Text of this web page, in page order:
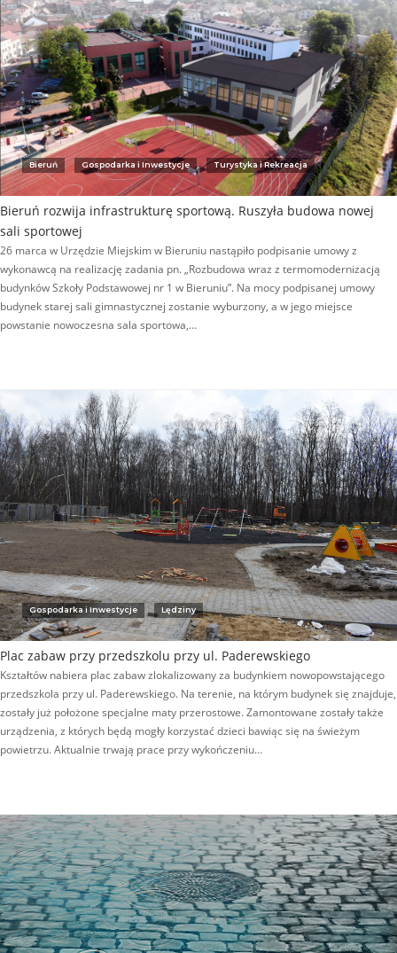
Bieruń Gospodarka i Inwestycje Turystyka i Rekreacja
Bieruń rozwija infrastrukturę sportową. Ruszyła budowa nowej
sali sportowej
26 marca w Urzędzie Miejskim w Bieruniu nastąpiło podpisanie umowy z
wykonawcą na realizację zadania pn. „Rozbudowa wraz z termomodernizacją
budynków Szkoły Podstawowej nr 1 w Bieruniu”. Na mocy podpisanej umowy
budynek starej sali gimnastycznej zostanie wyburzony, a w jego miejsce
powstanie nowoczesna sala sportowa,…
Gospodarka i Inwestycje Lędziny
Plac zabaw przy przedszkolu przy ul. Paderewskiego
Kształtów nabiera plac zabaw zlokalizowany za budynkiem nowopowstającego
przedszkola przy ul. Paderewskiego. Na terenie, na którym budynek się znajduje,
zostały już położone specjalne maty przerostowe. Zamontowane zostały także
urządzenia, z których będą mogły korzystać dzieci bawiąc się na świeżym
powietrzu. Aktualnie trwają prace przy wykończeniu…